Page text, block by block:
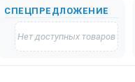
СПЕЦПРЕДЛОЖЕНИЕ
Нет доступных товаров